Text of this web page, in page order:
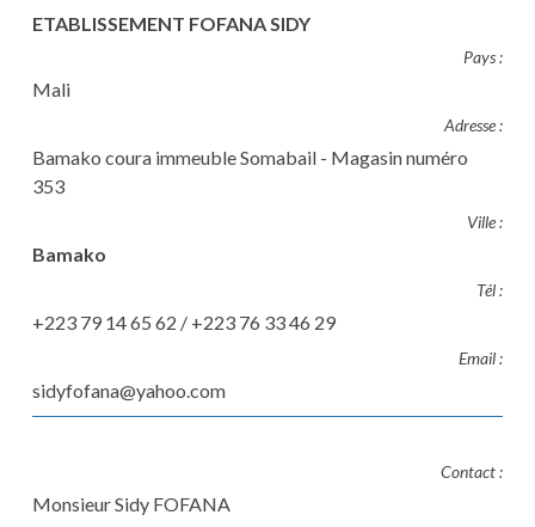
ETABLISSEMENT FOFANA SIDY
Pays :
Mali
Adresse :
Bamako coura immeuble Somabail - Magasin numéro
353
Ville :
Bamako
Tél :
+223 79 14 65 62 / +223 76 33 46 29
Email :
sidyfofana@yahoo.com
Contact :
Monsieur Sidy FOFANA